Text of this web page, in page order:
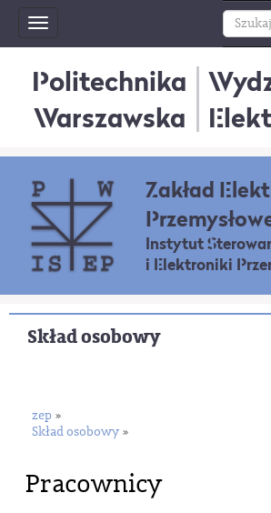
Toggle
navigation
Politechnika
Warszawska
Zakład
Instytut
i Elektroniki
Skład osobowy
zep »
Skład osobowy »
Pracownicy